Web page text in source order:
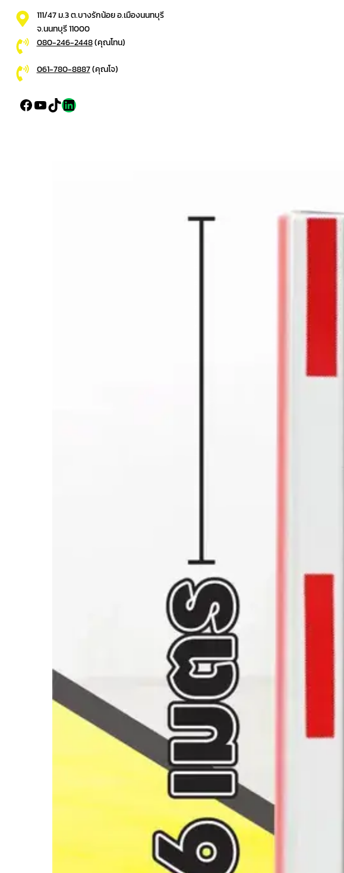
111/47 ม.3 ต.บางรักน้อย อ.เมืองนนทบุรี
จ.นนทบุรี 11000
080-246-2448(คุณโทน)
061-780-8887(คุณโจ)
Facebook
YouTube
TikTok
LinkedIn